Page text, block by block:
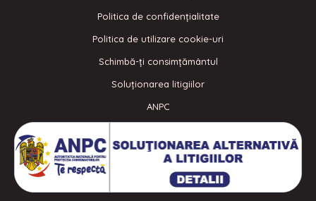
Politica de confidenţialitate
Politica de utilizare cookie-uri
Schimbă-ți consimțământul
Soluționarea litigiilor
ANPC